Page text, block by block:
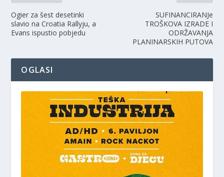
Ogier za šest desetinki
slavio na Croatia Rallyju, a
Evans ispustio pobjedu
SUFINANCIRANJe
TROŠKOVA IZRADE I
ODRŽAVANJA
PLANINARSKIH PUTOVA
OGLASI